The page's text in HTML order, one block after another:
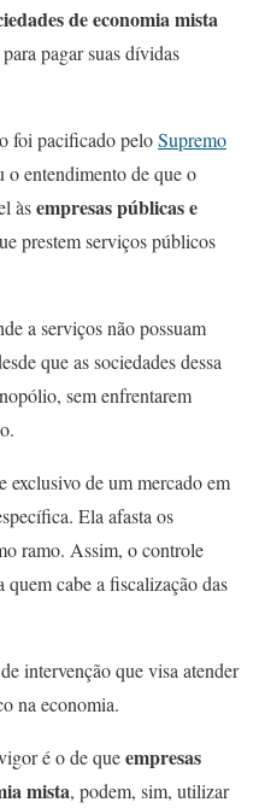
de economia mista
para pagar suas dívidas
foi pacificado peloSupremo
entendimento de que o
àsempresas públicas e
prestem serviços públicos
a serviços não possuam
que as sociedades dessa
sem enfrentarem
de um mercado em
Ela afasta os
ramo. Assim, o controle
cabe a fiscalização das
intervenção que visa atender
na economia.
é o de queempresas
mista, podem, sim, utilizar